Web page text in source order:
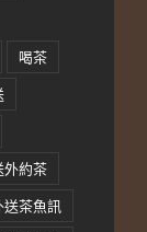
喝茶
外約茶
送茶魚訊